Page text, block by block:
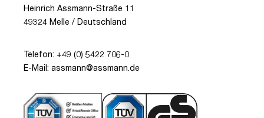
Heinrich Assmann-Straße 11
49324 Melle / Deutschland
Telefon: +49 (0) 5422 706-0
E-Mail: assmann@assmann.de